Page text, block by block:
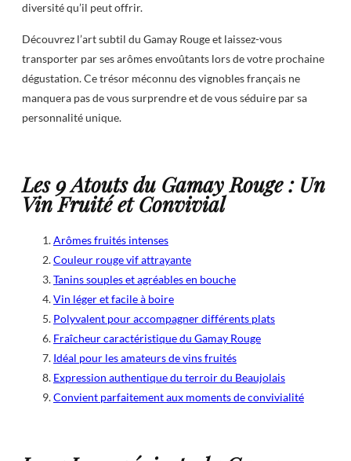
diversité qu’il peut offrir.
Découvrez l’art subtil du Gamay Rouge et laissez-vous
transporter par ses arômes envoûtants lors de votre prochaine
dégustation. Ce trésor méconnu des vignobles français ne
manquera pas de vous surprendre et de vous séduire par sa
personnalité unique.
Les 9 Atouts du Gamay Rouge : Un
Vin Fruité et Convivial
Arômes fruités intenses
Couleur rouge vif attrayante
Tanins souples et agréables en bouche
Vin léger et facile à boire
Polyvalent pour accompagner différents plats
Fraîcheur caractéristique du Gamay Rouge
Idéal pour les amateurs de vins fruités
Expression authentique du terroir du Beaujolais
Convient parfaitement aux moments de convivialité